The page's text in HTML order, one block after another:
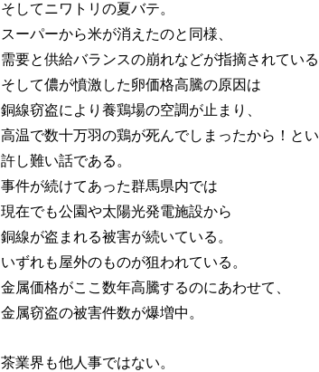
そしてニワトリの夏バテ。
スーパーから米が消えたのと同様、
需要と供給バランスの崩れなどが指摘されている
そして儂が憤激した卵価格高騰の原因は
銅線窃盗により養鶏場の空調が止まり
高温で数十万羽の鶏が死んでしまったから！ と
許し難い話である。
事件が続けてあった群馬県内では
現在でも公園や太陽光発電施設から
銅線が盗まれる被害が続いている。
いずれも屋外のものが狙われている。
金属価格がここ数年高騰するのにあわせて、
金属窃盗の被害件数が爆増中。
茶業界も他人事ではない。